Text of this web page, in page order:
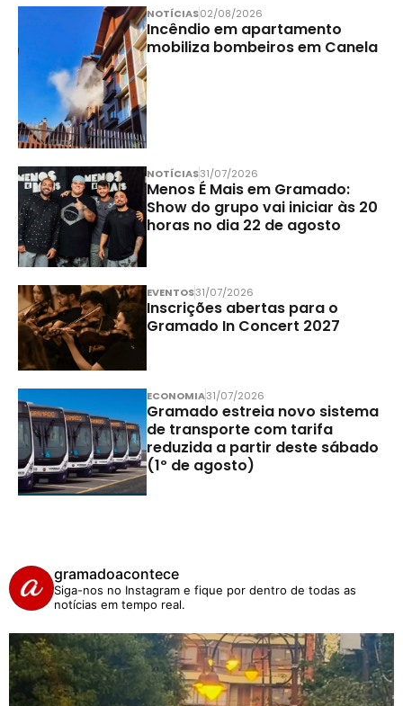
NOTÍCIAS02/08/2026
Incêndio em apartamento
mobiliza bombeiros em Canela
NOTÍCIAS31/07/2026
Menos É Mais em Gramado:
Show do grupo vai iniciar às 20
horas no dia 22 de agosto
EVENTOS31/07/2026
Inscrições abertas para o
Gramado In Concert 2027
ECONOMIA31/07/2026
Gramado estreia novo sistema
de transporte com tarifa
reduzida a partir deste sábado
(1º de agosto)
gramadoacontece
Siga-nos no Instagram e fique por dentro de todas as
notícias em tempo real.